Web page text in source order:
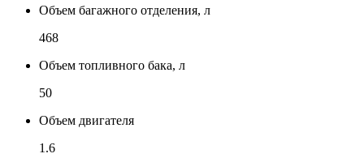
Объем багажного отделения, л
468
Объем топливного бака, л
50
Объем двигателя
1.6